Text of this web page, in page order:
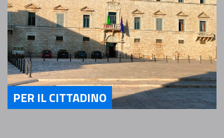
Servizi Per il Cittadino
PER IL CITTADINO